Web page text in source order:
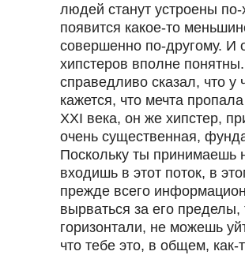
людей станут устроены
появится какое-то
совершенно по-другому. И
хипстеров вполне
справедливо сказал, что
кажется, что мечта
ХХI века, он же хипстер,
очень существенная,
Поскольку ты принимаешь
входишь в этот поток, в
прежде всего
вырваться за его
горизонтали, не можешь
что тебе это, в общем, как-